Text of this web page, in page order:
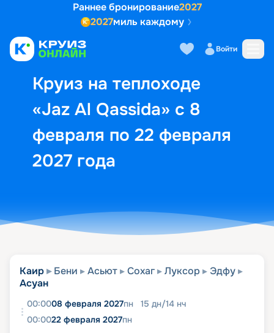
Раннее бронирование2027
2027миль каждому
Войти
Круиз на теплоходе
«Jaz Al Qassida» с 8
февраля по 22 февраля
2027 года
Выбор кают Маршрут и
Каир Бени Асьют Сохаг Луксор
Эдфу
Асуан
00:0008 февраля 2027пн 15 дн/14 нч
00:0022 февраля 2027пн